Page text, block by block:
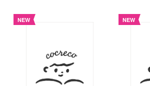
NEW NEW